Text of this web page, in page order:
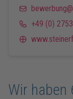
+49 (0)
Wir haben